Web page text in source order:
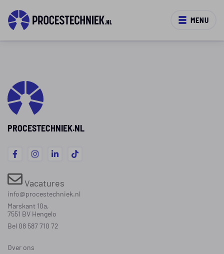
MENU
PROCESTECHNIEK.NL
Vacatures
info@procestechniek.nl
Marskant 10a,
7551 BV Hengelo
Bel 08 587 710 72
Over ons